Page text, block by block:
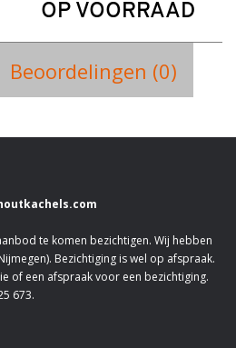
OP VOORRAAD
Beoordelingen (0)
te komen bezichtigen. Wij hebben
Bezichtiging is wel op afspraak.
of een afspraak voor een bezichtiging.
673.